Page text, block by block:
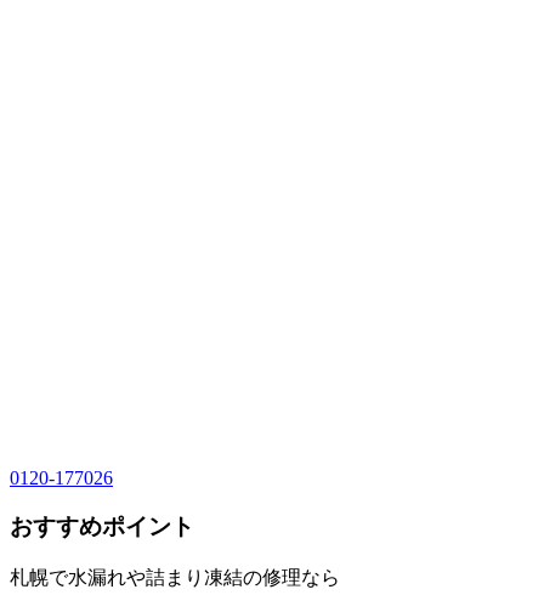
0120-177026
おすすめポイント
札幌で水漏れや詰まり凍結の修理なら